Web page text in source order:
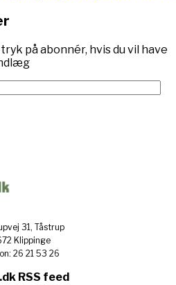
på abonnér, hvis du vil have
31, Tåstrup
Klippinge
26 21 53 26
RSS feed